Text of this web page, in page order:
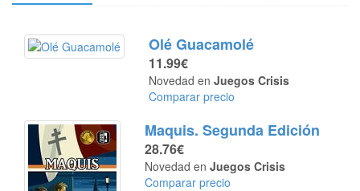
Olé Guacamolé
11.99€
Novedad en Juegos Crisis
Comparar precio
Maquis. Segunda Edición
28.76€
Novedad en Juegos Crisis
Comparar precio